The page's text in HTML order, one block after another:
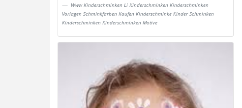
Www Kinderschminken Li Kinderschminken Kinderschminken
Vorlagen Schminkfarben Kaufen Kinderschminke Kinder Schminken
Kinderschminken Kinderschminken Motive